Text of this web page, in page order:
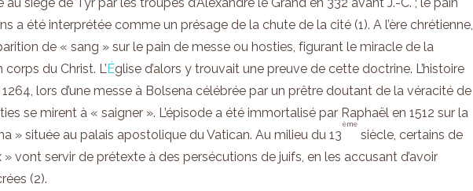
a été interprétée comme un présage de la chute de la cité (1). A l’ère chrétienne,
de « sang » sur le pain de messe ou hosties, figurant le miracle de la
du Christ. L’Église d’alors y trouvait une preuve de cette doctrine. L’histoire
lors d’une messe à Bolsena célébrée par un prêtre doutant de la véracité de
se mirent à « saigner ». L’épisode a été immortalisé par Raphaël en 1512 sur la
» située au palais apostolique du Vatican. Au milieu du 13
ème
siècle, certains de
vont servir de prétexte à des persécutions de juifs, en les accusant d’avoir
(2).